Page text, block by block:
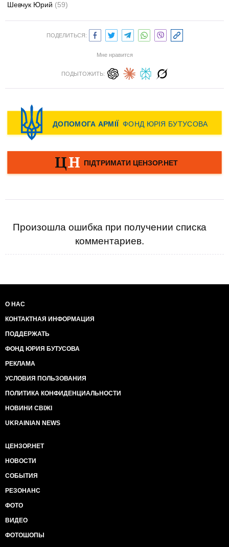
Шевчук Юрий (59)
ПОДЕЛИТЬСЯ:
Мне нравится
ПОДЫТОЖИТЬ:
Произошла ошибка при получении списка
комментариев.
О НАС
КОНТАКТНАЯ ИНФОРМАЦИЯ
ПОДДЕРЖАТЬ
ФОНД ЮРИЯ БУТУСОВА
РЕКЛАМА
УСЛОВИЯ ПОЛЬЗОВАНИЯ
ПОЛИТИКА КОНФИДЕНЦИАЛЬНОСТИ
НОВИНИ СВІЖІ
UKRAINIAN NEWS
ЦЕНЗОР.НЕТ
НОВОСТИ
СОБЫТИЯ
РЕЗОНАНС
ФОТО
ВИДЕО
ФОТОШОПЫ